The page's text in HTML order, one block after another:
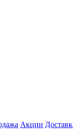
Акции